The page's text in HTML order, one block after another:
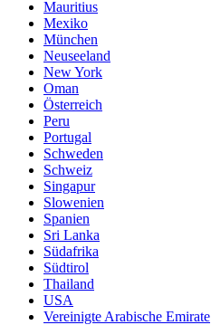
Mauritius
Mexiko
München
Neuseeland
New York
Oman
Österreich
Peru
Portugal
Schweden
Schweiz
Singapur
Slowenien
Spanien
Sri Lanka
Südafrika
Südtirol
Thailand
USA
Vereinigte Arabische Emirate